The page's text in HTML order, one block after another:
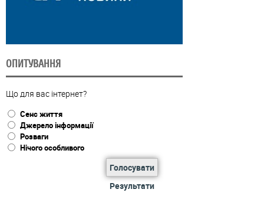
ОПИТУВАННЯ
Що для вас інтернет?
Сенс життя
Джерело інформації
Розваги
Нічого особливого
Голосувати
Результати